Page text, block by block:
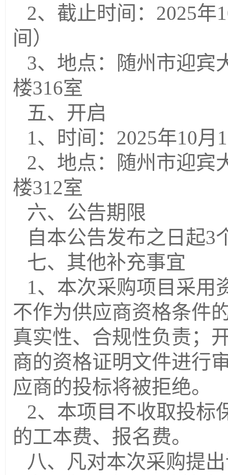
2、截止时间：2025年
间）
3、地点：随州市迎宾
楼316室
五、开启
1、时间：2025年10月
2、地点：随州市迎宾
楼312室
六、公告期限
自本公告发布之日起3
七、其他补充事宜
1、本次采购项目采用
不作为供应商资格条件
真实性、合规性负责；
商的资格证明文件进行
应商的投标将被拒绝。
2、本项目不收取投标
的工本费、报名费。
八、凡对本次采购提